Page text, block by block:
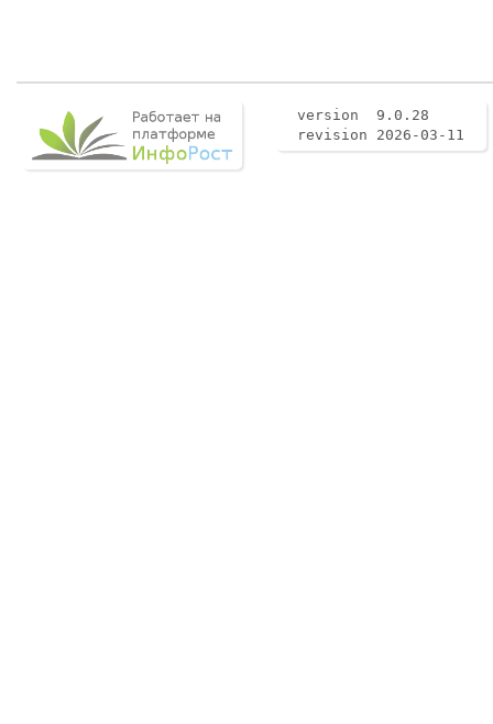
version 9.0.28
revision 2026-03-11